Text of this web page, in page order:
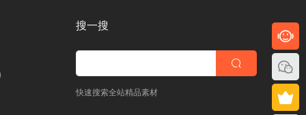
搜一搜
快速搜索全站精品素材